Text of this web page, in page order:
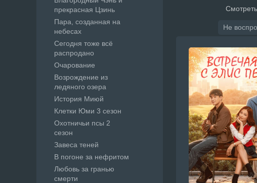
Не
прекрасная Цзинь
Пара, созданная на
небесах
Сегодня тоже всё
распродано
Очарование
Возрождение из
ледяного озера
История Миюй
Клетки Юми 3 сезон
Охотничьи псы 2
сезон
Завеса теней
В погоне за нефритом
Любовь за гранью
смерти